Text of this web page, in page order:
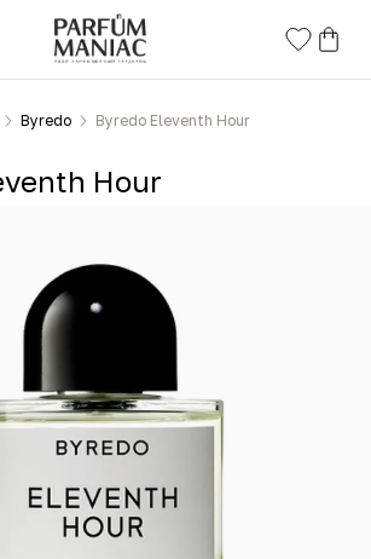
Byredo Byredo Eleventh Hour
Hour